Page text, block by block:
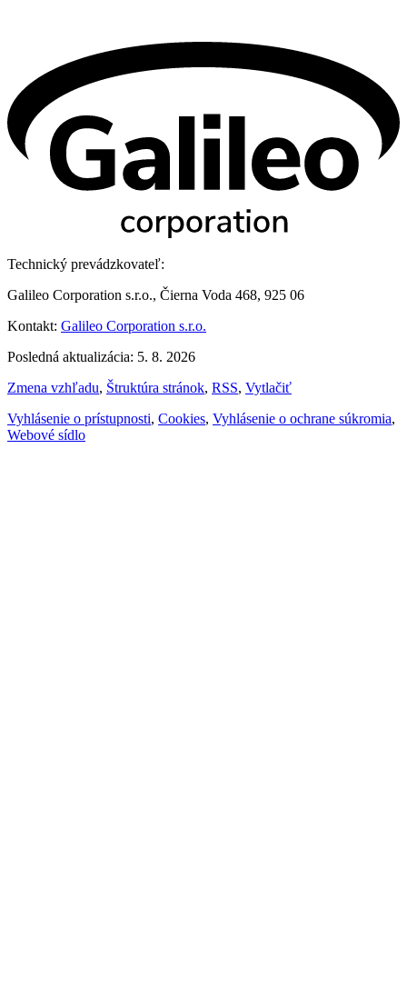
Technický prevádzkovateľ:
Galileo Corporation s.r.o., Čierna Voda 468, 925 06
Kontakt: Galileo Corporation s.r.o.
Posledná aktualizácia: 5. 8. 2026
Zmena vzhľadu, Štruktúra stránok, RSS, Vytlačiť
Vyhlásenie o prístupnosti, Cookies, Vyhlásenie o ochrane súkromia,
Webové sídlo